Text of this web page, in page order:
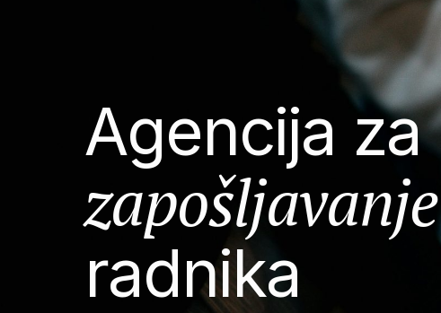
Agencija za
zapošljavanje
radnika